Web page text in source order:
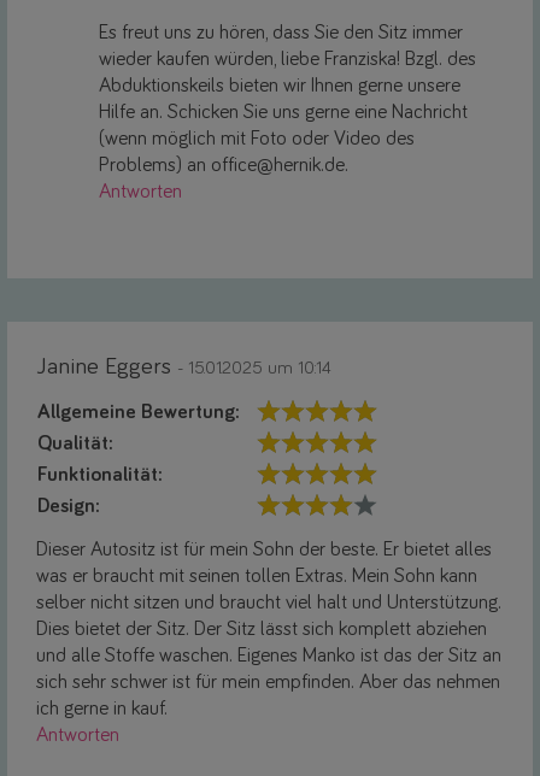
Es freut uns zu hören, dass Sie den Sitz immer
wieder kaufen würden, liebe Franziska! Bzgl. des
Abduktionskeils bieten wir Ihnen gerne unsere
Hilfe an. Schicken Sie uns gerne eine Nachricht
(wenn möglich mit Foto oder Video des
Problems) an office@hernik.de.
Antworten
Janine Eggers - 15.01.2025 um 10:14
Allgemeine Bewertung:
Qualität:
Funktionalität:
Design:
Dieser Autositz ist für mein Sohn der beste. Er bietet alles
was er braucht mit seinen tollen Extras. Mein Sohn kann
selber nicht sitzen und braucht viel halt und Unterstützung.
Dies bietet der Sitz. Der Sitz lässt sich komplett abziehen
und alle Stoffe waschen. Eigenes Manko ist das der Sitz an
sich sehr schwer ist für mein empfinden. Aber das nehmen
ich gerne in kauf.
Antworten